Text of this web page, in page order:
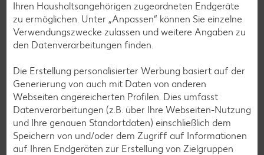
Jeder Cent zählt! Für deine Region.
Ihren Haushaltsangehörigen zugeordneten Endgeräte
zu ermöglichen. Unter „Anpassen“ können Sie einzelne
Verwendungszwecke zulassen und weitere Angaben zu
den Datenverarbeitungen finden.
Die Erstellung personalisierter Werbung basiert auf der
Generierung von auch mit Daten von anderen
Webseiten angereicherten Profilen. Dies umfasst
Datenverarbeitungen (z.B. über Ihre Webseiten-Nutzung
und Ihre genauen Standortdaten) einschließlich dem
Speichern von und/oder dem Zugriff auf Informationen
auf Ihren Endgeräten zur Erstellung von Zielgruppen